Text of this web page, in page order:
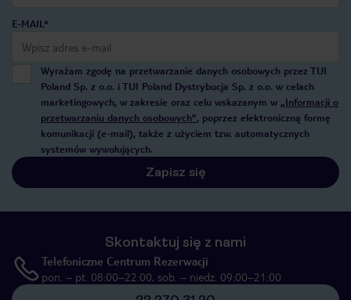
E-MAIL*
Wyrażam zgodę na przetwarzanie danych osobowych przez TUI
Poland Sp. z o.o. i TUI Poland Dystrybucja Sp. z o.o. w celach
marketingowych, w zakresie oraz celu wskazanym w „Informacji o
przetwarzaniu danych osobowych”, poprzez elektroniczną formę
komunikacji (e-mail), także z użyciem tzw. automatycznych
systemów wywołujących.
Zapisz się
Skontaktuj się z nami
Telefoniczne Centrum Rezerwacji
pon. – pt. 08:00–22:00, sob. – niedz. 09:00–21:00